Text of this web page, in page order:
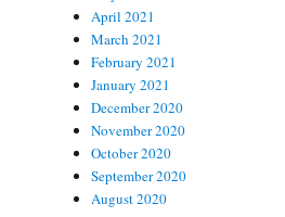
April 2021
March 2021
February 2021
January 2021
December 2020
November 2020
October 2020
September 2020
August 2020